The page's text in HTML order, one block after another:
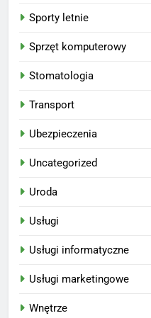
Sporty letnie
Sprzęt komputerowy
Stomatologia
Transport
Ubezpieczenia
Uncategorized
Uroda
Usługi
Usługi informatyczne
Usługi marketingowe
Wnętrze